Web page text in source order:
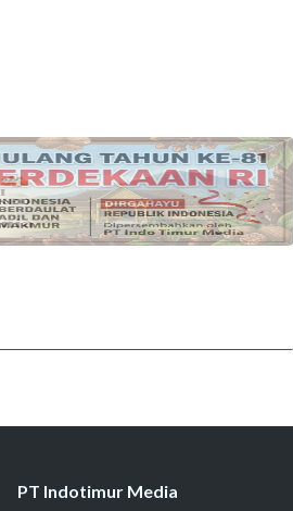
PT Indotimur Media